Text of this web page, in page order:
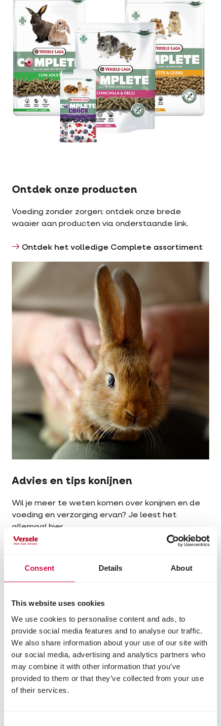
Consent Details About
This website uses cookies
We use cookies to personalise content and ads, to
provide social media features and to analyse our traffic.
We also share information about your use of our site with
our social media, advertising and analytics partners who
may combine it with other information that you’ve
provided to them or that they’ve collected from your use
of their services.
Ontdek onze producten
Voeding zonder zorgen: ontdek onze brede
waaier aan producten via onderstaande link.
Ontdek het volledige Complete assortiment
Advies en tips konijnen
Wil je meer te weten komen over konijnen en de
voeding en verzorging ervan? Je leest het
allemaal hier.